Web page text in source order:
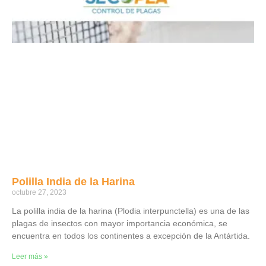
Polilla India de la Harina
octubre 27, 2023
La polilla india de la harina (Plodia interpunctella) es una de las
plagas de insectos con mayor importancia económica, se
encuentra en todos los continentes a excepción de la Antártida.
Leer más »